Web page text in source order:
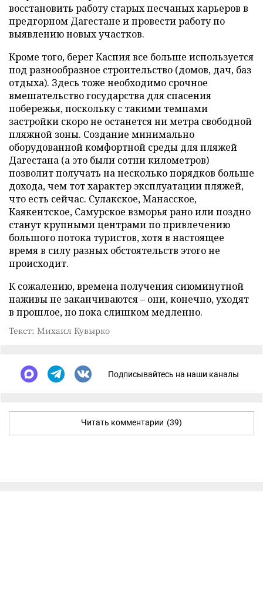
восстановить работу старых песчаных карьеров в
предгорном Дагестане и провести работу по
выявлению новых участков.
Кроме того, берег Каспия все больше используется
под разнообразное строительство (домов, дач, баз
отдыха). Здесь тоже необходимо срочное
вмешательство государства для спасения
побережья, поскольку с такими темпами
застройки скоро не останется ни метра свободной
пляжной зоны. Создание минимально
оборудованной комфортной среды для пляжей
Дагестана (а это были сотни километров)
позволит получать на несколько порядков больше
дохода, чем тот характер эксплуатации пляжей,
что есть сейчас. Сулакское, Манасское,
Каякентское, Самурское взморья рано или поздно
станут крупными центрами по привлечению
большого потока туристов, хотя в настоящее
время в силу разных обстоятельств этого не
происходит.
К сожалению, времена получения сиюминутной
наживы не заканчиваются – они, конечно, уходят
в прошлое, но пока слишком медленно.
Текст: Михаил Кувырко
Подписывайтесь на наши каналы
Читать комментарии (39)